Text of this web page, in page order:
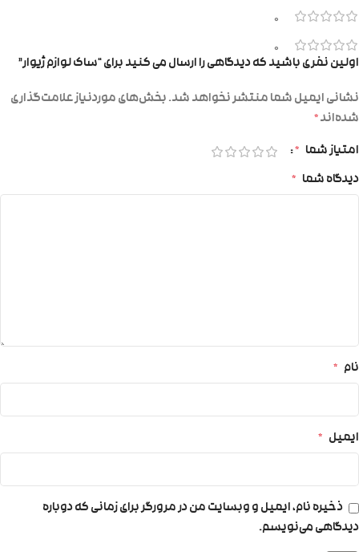
0
0
اولین نفری باشید که دیدگاهی را ارسال می کنید برای “ساک لوازم ژیوار”
نشانی ایمیل شما منتشر نخواهد شد.بخش‌های موردنیاز علامت‌گذاری
شده‌اند*
امتیاز شما *
دیدگاه شما *
نام *
ایمیل *
ذخیره نام، ایمیل و وبسایت من در مرورگر برای زمانی که دوباره
دیدگاهی می‌نویسم.